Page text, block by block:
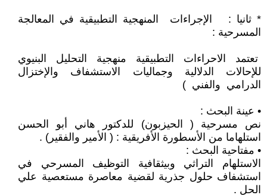
* ثانيا : الإجراءات المنهجية التطبيقية في المعالجة
المسرحية :
تعتمد الاحراءات التطبيقية منهجية التحليل البنيوي
للإحالات الدلالية وجماليات الاستشفاف والإختزال
الدرامي والفني )
• عينة البحث :
نص مسرحية ( الحيزبون) للدكتور هاني أبو الحسن
استلهاما من الأسطورة الأفريقية : ( الأمير والفقير) .
• مفتاحية البحث :
الاستلهام التراثي وبيثقافية التوظيف المسرحي في
استشفاف حلول جذرية لقضية معاصرة مستعصية علي
الحل .